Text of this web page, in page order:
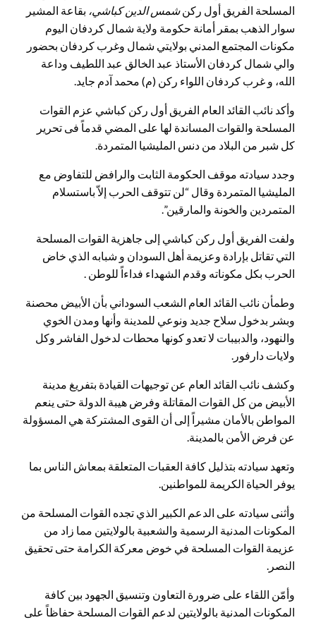
المسلحة الفريق أول ركنشمس الدين كباشي، بقاعة المشير
سوار الذهب بمقر أمانة حكومة ولاية شمال كردفان اليوم
مكونات المجتمع المدني بولايتي شمال وغرب كردفان بحضور
والي شمال كردفان الأستاذ عبد الخالق عبد اللطيف وداعة
الله، و غرب كردفان اللواء ركن (م) محمد آدم جايد.
وأكد نائب القائد العام الفريق أول ركن كباشي عزم القوات
المسلحة والقوات المساندة لها على المضي قدماً فى تحرير
كل شبر من البلاد من دنس المليشيا المتمردة.
وجدد سيادته موقف الحكومة الثابت والرافض للتفاوض مع
المليشيا المتمردة وقال “لن تتوقف الحرب إلاّ باستسلام
المتمردين والخونة والمارقين”.
ولفت الفريق أول ركن كباشي إلى جاهزية القوات المسلحة
التي تقاتل بإرادة وعزيمة أهل السودان و شبابه الذي خاض
الحرب بكل مكوناته وقدم الشهداء فداءاً للوطن .
وطمأن نائب القائد العام الشعب السوداني بأن الأبيض محصنة
وبشر بدخول سلاح جديد ونوعي للمدينة وأنها ومدن الخوي
والنهود، والدبيبات لا تعدو كونها محطات لدخول الفاشر وكل
ولايات دارفور.
وكشف نائب القائد العام عن توجيهات القيادة بتفريغ مدينة
الأبيض من كل القوات المقاتلة وفرض هيبة الدولة حتى ينعم
المواطن بالأمان مشيراً إلى أن القوى المشتركة هي المسؤولة
عن فرض الأمن بالمدينة.
وتعهد سيادته بتذليل كافة العقبات المتعلقة بمعاش الناس بما
يوفر الحياة الكريمة للمواطنين.
وأثنى سيادته على الدعم الكبير الذي تجده القوات المسلحة من
المكونات المدنية الرسمية والشعبية بالولايتين مما زاد من
عزيمة القوات المسلحة في خوض معركة الكرامة حتى تحقيق
النصر.
وأمّن اللقاء على ضرورة التعاون وتنسيق الجهود بين كافة
المكونات المدنية بالولايتين لدعم القوات المسلحة حفاظاً على